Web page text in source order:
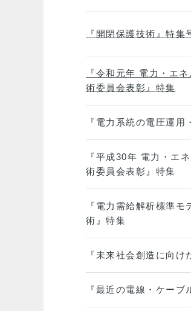
『開閉保護技術』特集
『令和元年 電力・エ
術委員会表彰』特集
『電力系統の電圧運用
『平成30年 電力・エ
術委員会表彰』特集
『電力需給解析標準
術』特集
『未来社会創造に向
『最近の電線・ケーブ